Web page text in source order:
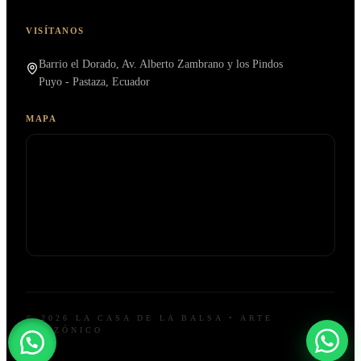
VISÍTANOS
Barrio el Dorado, Av. Alberto Zambrano y los Pindos
Puyo - Pastaza, Ecuador
MAPA
© 2026 LA CASA DE LA BALSA • ARTE
AMAZÓNICO